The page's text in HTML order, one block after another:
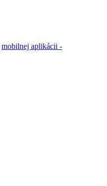
mobilnej aplikácii -